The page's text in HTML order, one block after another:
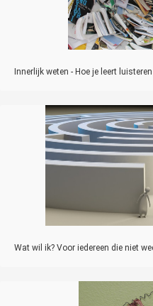
Innerlijk weten - Hoe je leert
Wat wil ik? Voor iedereen die niet